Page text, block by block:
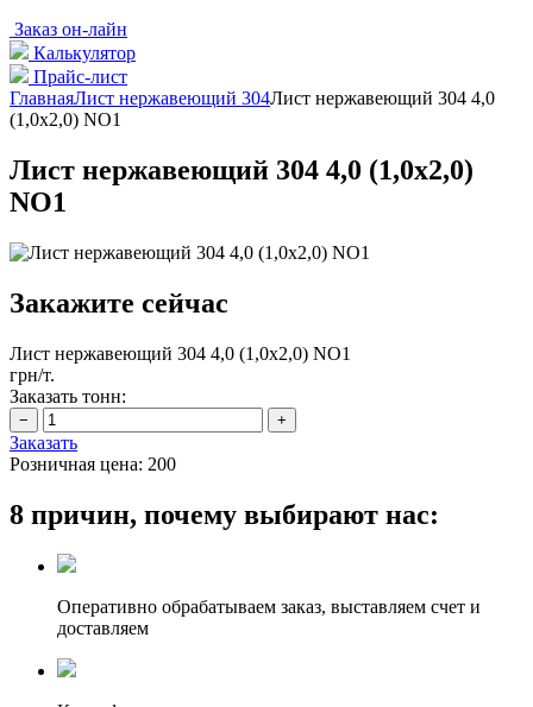
Заказ он-лайн
Калькулятор
Прайс-лист
ГлавнаяЛист нержавеющий 304Лист нержавеющий 304 4,0
(1,0х2,0) NO1
Лист нержавеющий 304 4,0 (1,0х2,0)
NO1
Закажите сейчас
Лист нержавеющий 304 4,0 (1,0х2,0) NO1
грн/т.
Заказать тонн:
Заказать
Розничная цена: 200
8 причин, почему выбирают нас:
Оперативно обрабатываем заказ, выставляем счет и
доставляем